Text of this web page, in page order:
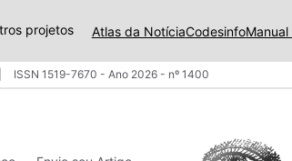
projetos Atlas da NotíciaCodesinfo
ISSN 1519-7670 - Ano 2026 - nº 1400